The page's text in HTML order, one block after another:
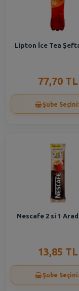
Lipton İce Tea
77,70 TL
Şube
Nescafe 2 si 1
13,85 TL
Şube